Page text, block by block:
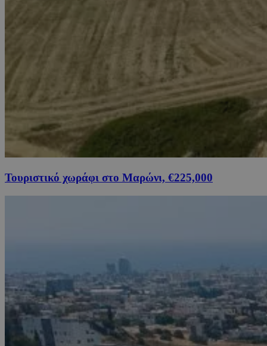
Τουριστικό χωράφι στο Μαρώνι, €225,000